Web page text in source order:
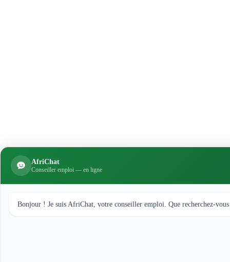
AfriChat
Conseiller emploi — en ligne
Bonjour ! Je suis AfriChat, votre conseiller emploi. Que recherchez-